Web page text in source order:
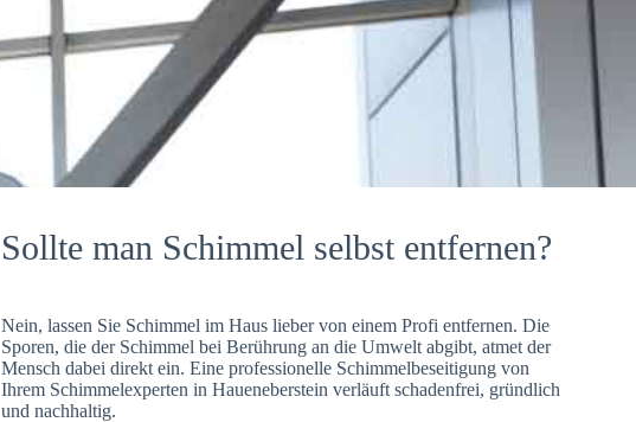
Sollte man Schimmel selbst entfernen?
Nein, lassen Sie Schimmel im Haus lieber von einem Profi entfernen. Die
Sporen, die der Schimmel bei Berührung an die Umwelt abgibt, atmet der
Mensch dabei direkt ein. Eine professionelle Schimmelbeseitigung von
Ihrem Schimmelexperten in Haueneberstein verläuft schadenfrei, gründlich
und nachhaltig.